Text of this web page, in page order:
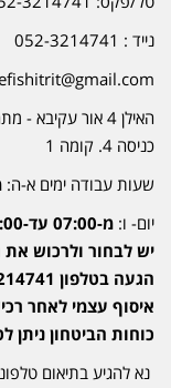
נייד : 052-3214741
כניסה 4. קומה 1
שעות עבודה ימים א-ה:
יום- ו: מ-07:00 עד-15:00
יש לבחור ולרכוש
הגעה בטלפון 052-3214741
איסוף עצמי לאחר
כוחות הביטחון ניתן
נא להגיע בתיאום